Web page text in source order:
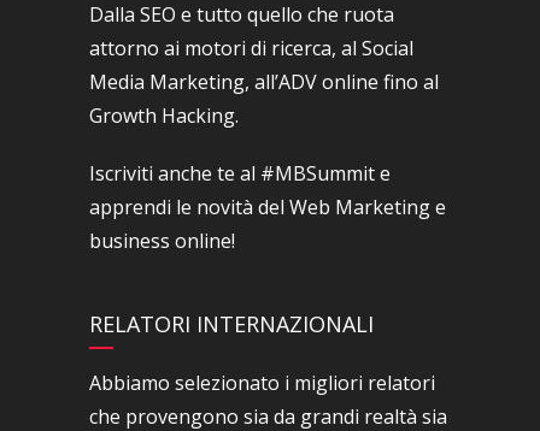
Dalla SEO e tutto quello che ruota
attorno ai motori di ricerca, al Social
Media Marketing, all’ADV online fino al
Growth Hacking.
Iscriviti anche te al #MBSummit e
apprendi le novità del Web Marketing e
business online!
RELATORI INTERNAZIONALI
Abbiamo selezionato i migliori relatori
che provengono sia da grandi realtà sia